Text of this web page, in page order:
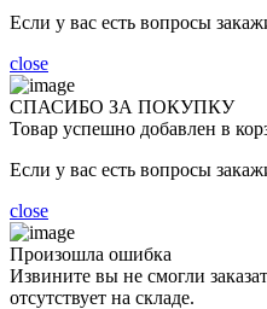
Если у вас есть вопросы
close
СПАСИБО ЗА ПОКУПКУ
Товар успешно добавлен в
Если у вас есть вопросы
close
Произошла ошибка
Извините вы не смогли
отсутствует на складе.